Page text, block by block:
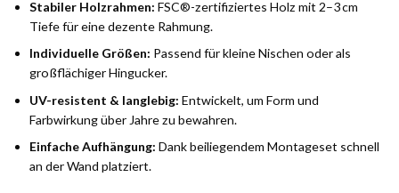
Stabiler Holzrahmen: FSC®-zertifiziertes Holz mit 2–3 cm
Tiefe für eine dezente Rahmung.
Individuelle Größen: Passend für kleine Nischen oder als
großflächiger Hingucker.
UV-resistent & langlebig: Entwickelt, um Form und
Farbwirkung über Jahre zu bewahren.
Einfache Aufhängung: Dank beiliegendem Montageset schnell
an der Wand platziert.